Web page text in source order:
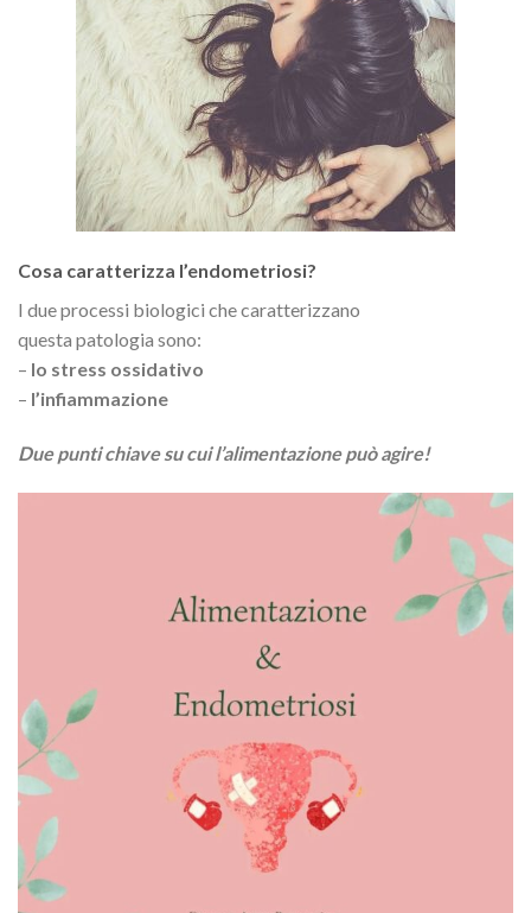
Cosa caratterizza l’endometriosi?
I due processi biologici che caratterizzano
questa patologia sono:
– lo stress ossidativo
– l’infiammazione
Due punti chiave su cui l’alimentazione può agire!